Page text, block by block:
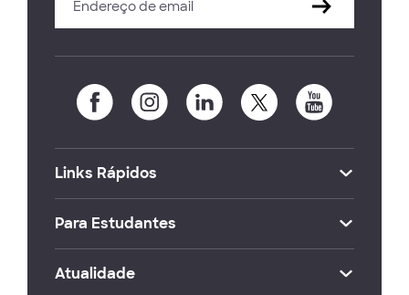
Links Rápidos
Para Estudantes
Atualidade